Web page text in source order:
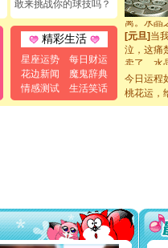
敢来挑战你的球技吗？
精彩生活
星座运势
每日财运
花边新闻
魔鬼辞典
情感测试
生活笑话
起；二是
离。水晶
[元旦]当
泣，这痛
卖了。水
[春节]
风
颜！冬
道一声平
能正大光
都要快乐
[圣诞节]
今日运程
桃花运，